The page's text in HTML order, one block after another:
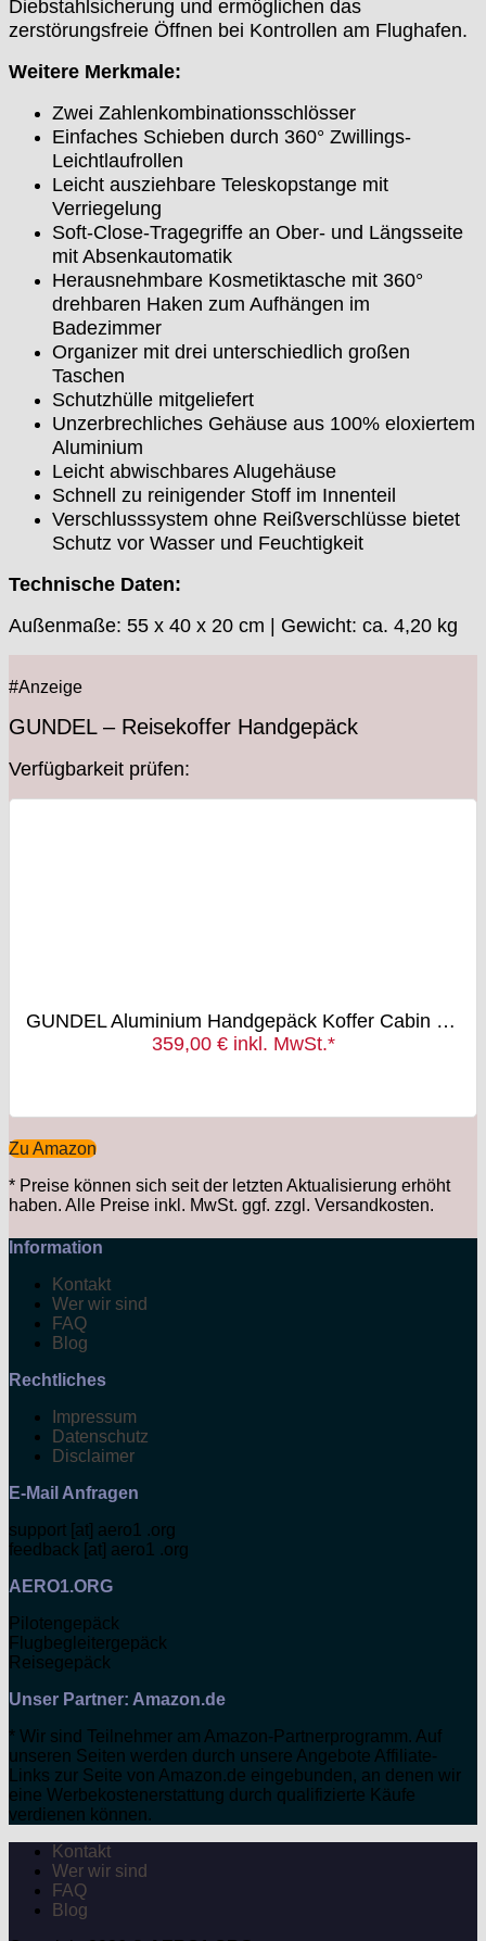
Diebstahlsicherung und ermöglichen das
zerstörungsfreie Öffnen bei Kontrollen am Flughafen.
Weitere Merkmale:
Zwei Zahlenkombinationsschlösser
Einfaches Schieben durch 360° Zwillings-
Leichtlaufrollen
Leicht ausziehbare Teleskopstange mit
Verriegelung
Soft-Close-Tragegriffe an Ober- und Längsseite
mit Absenkautomatik
Herausnehmbare Kosmetiktasche mit 360°
drehbaren Haken zum Aufhängen im
Badezimmer
Organizer mit drei unterschiedlich großen
Taschen
Schutzhülle mitgeliefert
Unzerbrechliches Gehäuse aus 100% eloxiertem
Aluminium
Leicht abwischbares Alugehäuse
Schnell zu reinigender Stoff im Innenteil
Verschlusssystem ohne Reißverschlüsse bietet
Schutz vor Wasser und Feuchtigkeit
Technische Daten:
Außenmaße: 55 x 40 x 20 cm | Gewicht: ca. 4,20 kg
#Anzeige
GUNDEL – Reisekoffer Handgepäck
Verfügbarkeit prüfen:
GUNDEL Aluminium Handgepäck Koffer Cabin Trolley 55x40x20 cm H/B/T 35L 4x360° Rollen Schwarz 2X TSA-Zahlenschloss
359,00 € inkl. MwSt.*
Zu Amazon
* Preise können sich seit der letzten Aktualisierung erhöht
haben. Alle Preise inkl. MwSt. ggf. zzgl. Versandkosten.
Information
Kontakt
Wer wir sind
FAQ
Blog
Rechtliches
Impressum
Datenschutz
Disclaimer
E-Mail Anfragen
support [at] aero1 .org
feedback [at] aero1 .org
AERO1.ORG
Pilotengepäck
Flugbegleitergepäck
Reisegepäck
Unser Partner: Amazon.de
* Wir sind Teilnehmer am Amazon-Partnerprogramm. Auf
unseren Seiten werden durch unsere Angebote Affiliate-
Links zur Seite von Amazon.de eingebunden, an denen wir
eine Werbekostenerstattung durch qualifizierte Käufe
verdienen können.
Kontakt
Wer wir sind
FAQ
Blog